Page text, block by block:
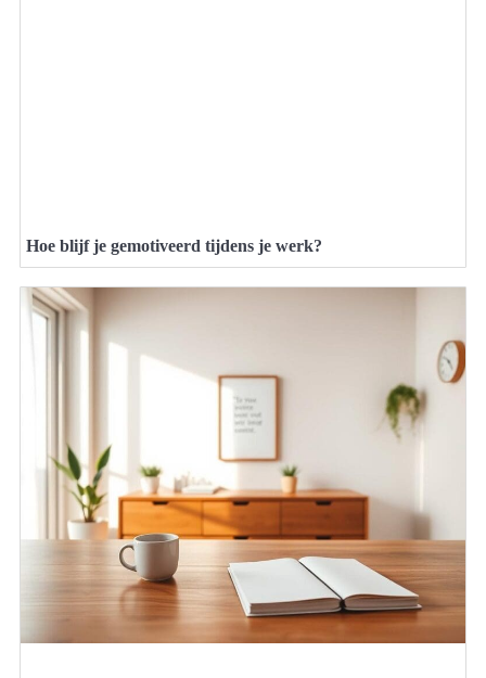
Hoe blijf je gemotiveerd tijdens je werk?